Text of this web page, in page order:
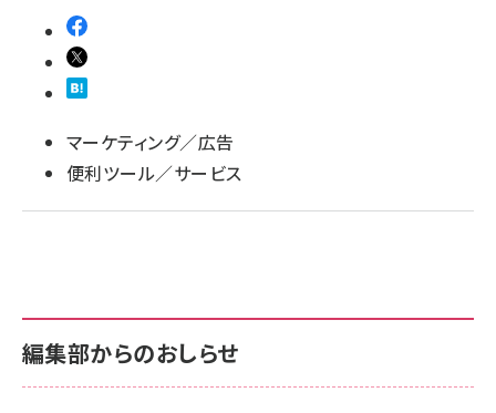
マーケティング／広告
便利ツール／サービス
編集部からのおしらせ